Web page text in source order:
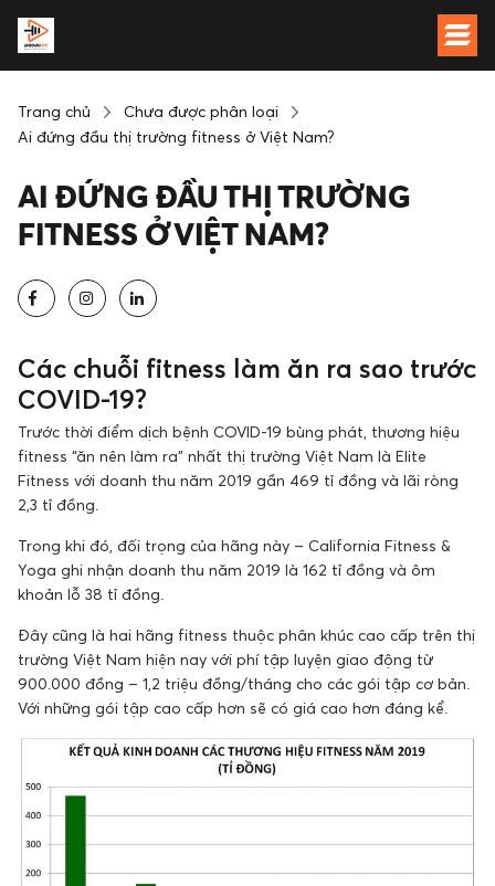
Trang chủ
Chưa được phân loại
Ai đứng đầu thị trường fitness ở Việt Nam?
AI ĐỨNG ĐẦU THỊ TRƯỜNG
FITNESS Ở VIỆT NAM?
Các chuỗi fitness làm ăn ra sao trước
COVID-19?
Trước thời điểm dịch bệnh COVID-19 bùng phát, thương hiệu
fitness “ăn nên làm ra” nhất thị trường Việt Nam là Elite
Fitness với doanh thu năm 2019 gần 469 tỉ đồng và lãi ròng
2,3 tỉ đồng.
Trong khi đó, đối trọng của hãng này – California Fitness &
Yoga ghi nhận doanh thu năm 2019 là 162 tỉ đồng và ôm
khoản lỗ 38 tỉ đồng.
Đây cũng là hai hãng fitness thuộc phân khúc cao cấp trên thị
trường Việt Nam hiện nay với phí tập luyện giao động từ
900.000 đồng – 1,2 triệu đồng/tháng cho các gói tập cơ bản.
Với những gói tập cao cấp hơn sẽ có giá cao hơn đáng kể.